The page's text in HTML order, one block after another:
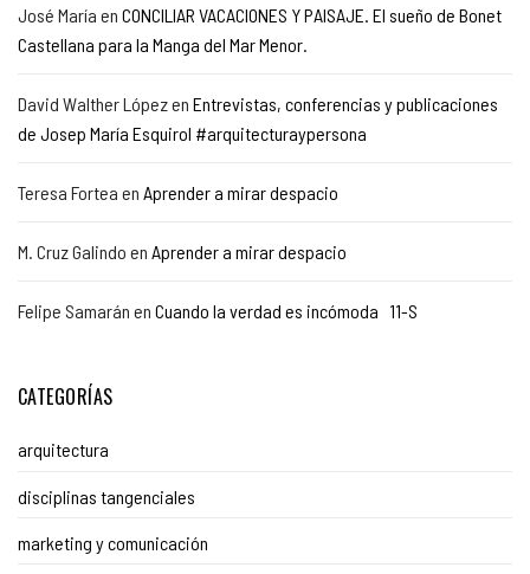
José María en CONCILIAR VACACIONES Y PAISAJE. El sueño de Bonet
Castellana para la Manga del Mar Menor.
David Walther Lópezen Entrevistas, conferencias y publicaciones
de Josep María Esquirol #arquitecturaypersona
Teresa Fortea en Aprender a mirar despacio
M. Cruz Galindo en Aprender a mirar despacio
Felipe Samarán en Cuando la verdad es incómoda 11-S
CATEGORÍAS
arquitectura
disciplinas tangenciales
marketing y comunicación